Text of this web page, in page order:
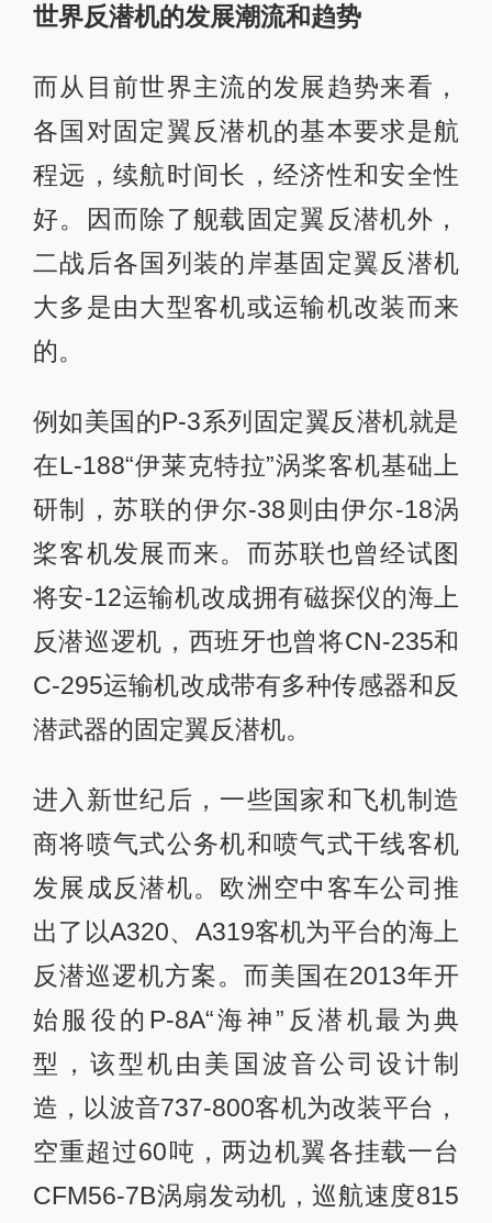
世界反潜机的发展潮流和趋势
而从目前世界主流的发展趋势来看，
各国对固定翼反潜机的基本要求是航
程远，续航时间长，经济性和安全性
好。因而除了舰载固定翼反潜机外，
二战后各国列装的岸基固定翼反潜机
大多是由大型客机或运输机改装而来
的。
例如美国的P-3系列固定翼反潜机就是
在L-188“伊莱克特拉”涡桨客机基础上
研制，苏联的伊尔-38则由伊尔-18涡
桨客机发展而来。而苏联也曾经试图
将安-12运输机改成拥有磁探仪的海上
反潜巡逻机，西班牙也曾将CN-235和
C-295运输机改成带有多种传感器和反
潜武器的固定翼反潜机。
进入新世纪后，一些国家和飞机制造
商将喷气式公务机和喷气式干线客机
发展成反潜机。欧洲空中客车公司推
出了以A320、A319客机为平台的海上
反潜巡逻机方案。而美国在2013年开
始服役的P-8A“海神”反潜机最为典
型，该型机由美国波音公司设计制
造，以波音737-800客机为改装平台，
空重超过60吨，两边机翼各挂载一台
CFM56-7B涡扇发动机，巡航速度815